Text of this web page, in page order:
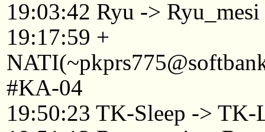
19:03:42 Ryu -> Ryu_mesi
19:17:59 +
#KA-04
19:50:23 TK-Sleep -> TK-